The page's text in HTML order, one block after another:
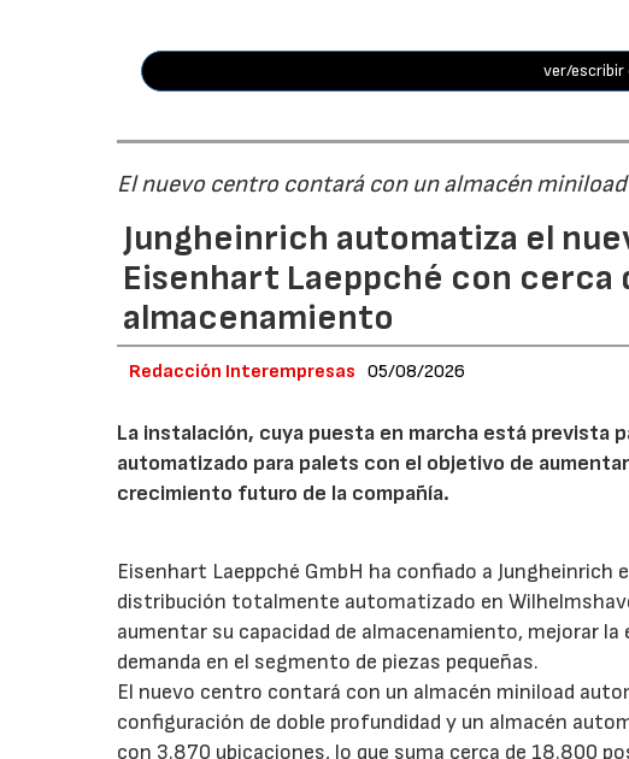
ver/
El nuevo centro contará con un almacén
Jungheinrich automatiza el
Eisenhart Laeppché con cerca
almacenamiento
Redacción Interempresas 05/08/2026
La instalación, cuya puesta en marcha está prevista
automatizado para palets con el objetivo de
crecimiento futuro de la compañía.
Eisenhart Laeppché GmbH ha confiado a
distribución totalmente automatizado en
aumentar su capacidad de almacenamiento, mejorar
demanda en el segmento de piezas pequeñas.
El nuevo centro contará con un almacén miniload
configuración de doble profundidad y un almacén
con 3.870 ubicaciones, lo que suma cerca de 18.800